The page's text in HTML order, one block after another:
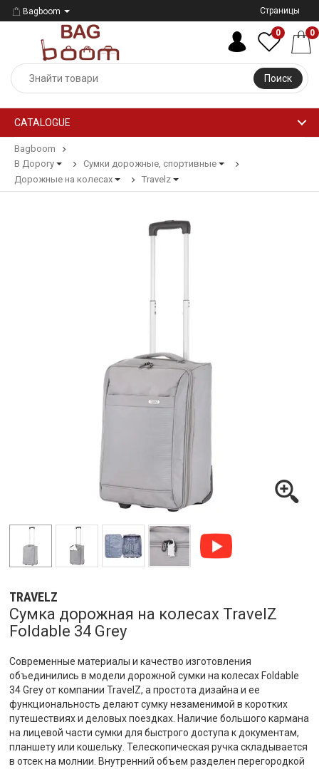
Bagboom Страницы
Поиск
0 0
CATALOGUE
Bagboom
В Дорогу
Сумки дорожные, спортивные
Дорожные на колесах
Travelz
TRAVELZ
Сумка дорожная на колесах TravelZ
Foldable 34 Grey
Современные материалы и качество изготовления
объединились в модели дорожной сумки на колесах Foldable
34 Grey от компании TravelZ, а простота дизайна и ее
функциональность делают сумку незаменимой в коротких
путешествиях и деловых поездках. Наличие большого кармана
на лицевой части сумки для быстрого доступа к документам,
планшету или кошельку. Телескопическая ручка складывается
в отсек на молнии. Внутренний объем разделен перегородкой